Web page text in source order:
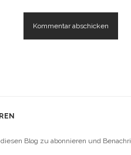
Blog zu abonnieren und